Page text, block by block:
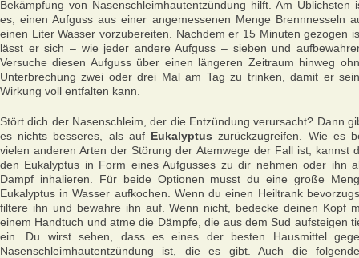
Bekämpfung von Nasenschleimhautentzündung hilft. Am Üblichsten
es, einen Aufguss aus einer angemessenen Menge Brennnesseln
einen Liter Wasser vorzubereiten. Nachdem er 15 Minuten gezogen
lässt er sich – wie jeder andere Aufguss – sieben und
Versuche diesen Aufguss über einen längeren Zeitraum hinweg
Unterbrechung zwei oder drei Mal am Tag zu trinken, damit er
Wirkung voll entfalten kann.
Stört dich der Nasenschleim, der die Entzündung verursacht? Dann
es nichts besseres, als auf Eukalyptus zurückzugreifen. Wie es
vielen anderen Arten der Störung der Atemwege der Fall ist, kannst
den Eukalyptus in Form eines Aufgusses zu dir nehmen oder ihn
Dampf inhalieren. Für beide Optionen musst du eine große
Eukalyptus in Wasser aufkochen. Wenn du einen Heiltrank
filtere ihn und bewahre ihn auf. Wenn nicht, bedecke deinen Kopf
einem Handtuch und atme die Dämpfe, die aus dem Sud aufsteigen
ein. Du wirst sehen, dass es eines der besten Hausmittel
Nasenschleimhautentzündung ist, die es gibt. Auch die